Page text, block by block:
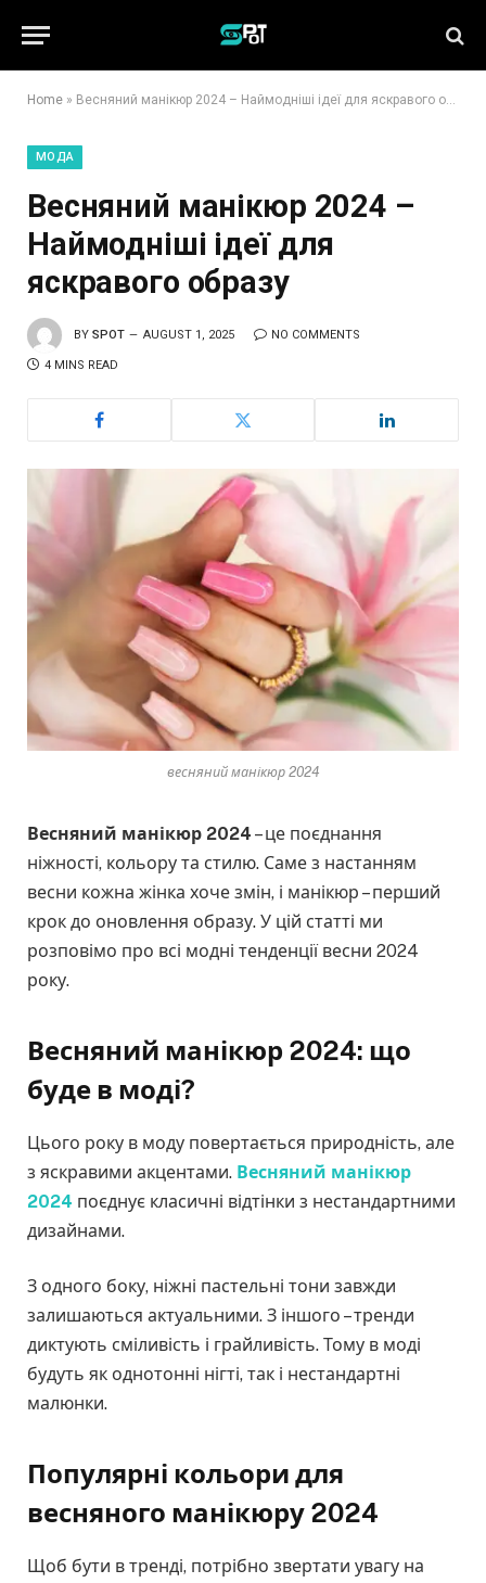
Home » Весняний манікюр 2024 – Наймодніші ідеї для яскравого образу
МОДА
Весняний манікюр 2024 –
Наймодніші ідеї для
яскравого образу
BY SPOT AUGUST 1, 2025 NO COMMENTS
4 MINS READ
весняний манікюр 2024
Весняний манікюр 2024 – це поєднання
ніжності, кольору та стилю. Саме з настанням
весни кожна жінка хоче змін, і манікюр – перший
крок до оновлення образу. У цій статті ми
розповімо про всі модні тенденції весни 2024
року.
Весняний манікюр 2024: що
буде в моді?
Цього року в моду повертається природність, але
з яскравими акцентами. Весняний манікюр
2024 поєднує класичні відтінки з нестандартними
дизайнами.
З одного боку, ніжні пастельні тони завжди
залишаються актуальними. З іншого – тренди
диктують сміливість і грайливість. Тому в моді
будуть як однотонні нігті, так і нестандартні
малюнки.
Популярні кольори для
весняного манікюру 2024
Щоб бути в тренді, потрібно звертати увагу на